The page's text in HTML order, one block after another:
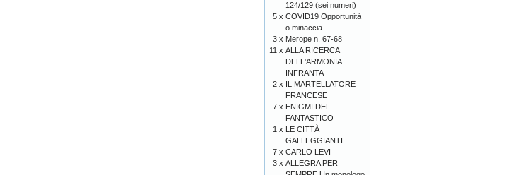
124/129 (sei numeri)
5 x COVID19 Opportunità
o minaccia
3 x Merope n. 67-68
11 x ALLA RICERCA
DELL'ARMONIA
INFRANTA
2 x IL MARTELLATORE
FRANCESE
7 x ENIGMI DEL
FANTASTICO
1 x LE CITTÀ
GALLEGGIANTI
7 x CARLO LEVI
3 x ALLEGRA PER